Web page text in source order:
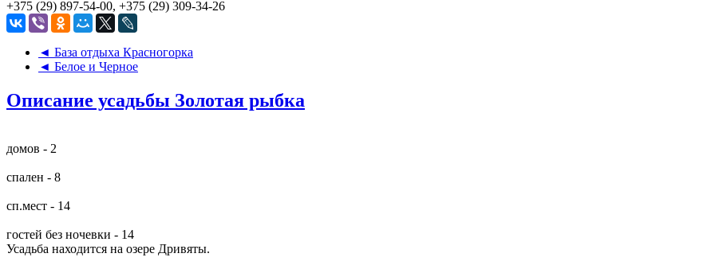
+375 (29) 897-54-00, +375 (29) 309-34-26
◄ База отдыха Красногорка
◄ Белое и Черное
Описание усадьбы Золотая рыбка
домов - 2
спален - 8
сп.мест - 14
гостей без ночевки - 14
Усадьба находится на озере Дривяты.